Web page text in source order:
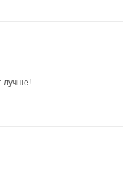
лучше!